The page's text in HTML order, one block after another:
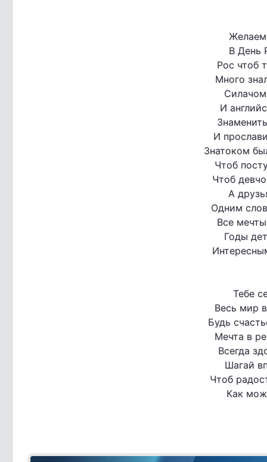
В День
Рос чтоб
Много
И
И
Знатоком
Чтоб
Чтоб
А
Одним
Все
Годы
Тебе
Весь мир
Будь
Мечта в
Всегда
Шагай
Чтоб
Как